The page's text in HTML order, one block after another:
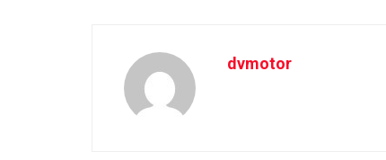
dvmotor